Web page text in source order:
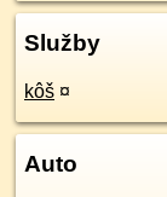
Služby
kôš ¤
Auto